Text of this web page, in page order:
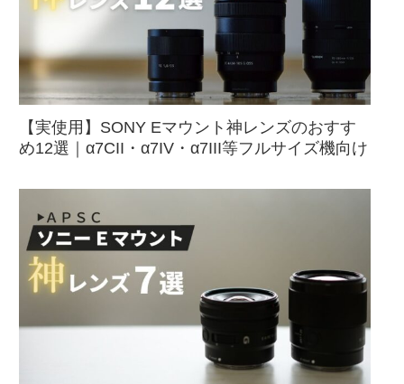
【実使用】SONY Eマウント神レンズのおすす
め12選｜α7CII・α7IV・α7III等フルサイズ機向け